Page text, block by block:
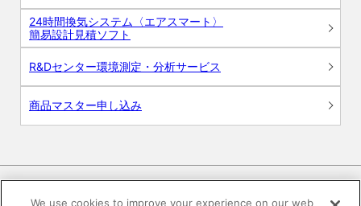
24時間換気システム〈エアスマート〉
簡易設計見積ソフト
R&Dセンター環境測定・分析サービス
商品マスター申し込み
We use cookies to improve your experience on our web